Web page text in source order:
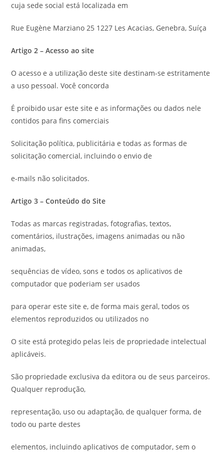
cuja sede social está localizada em
Rue Eugène Marziano 25 1227 Les Acacias, Genebra, Suíça
Artigo 2 – Acesso ao site
O acesso e a utilização deste site destinam-se estritamente
a uso pessoal. Você concorda
É proibido usar este site e as informações ou dados nele
contidos para fins comerciais
Solicitação política, publicitária e todas as formas de
solicitação comercial, incluindo o envio de
e-mails não solicitados.
Artigo 3 – Conteúdo do Site
Todas as marcas registradas, fotografias, textos,
comentários, ilustrações, imagens animadas ou não
animadas,
sequências de vídeo, sons e todos os aplicativos de
computador que poderiam ser usados
para operar este site e, de forma mais geral, todos os
elementos reproduzidos ou utilizados no
O site está protegido pelas leis de propriedade intelectual
aplicáveis.
São propriedade exclusiva da editora ou de seus parceiros.
Qualquer reprodução,
representação, uso ou adaptação, de qualquer forma, de
todo ou parte destes
elementos, incluindo aplicativos de computador, sem o